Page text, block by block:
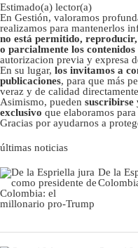
Estimado(a) lector(a)
En Gestión, valoramos
realizamos para mantenerlos
no está permitido,
o parcialmente los contenidos
autorizacion previa y expresa
En su lugar, los invitamos a
publicaciones, para que más
veraz y de calidad
Asimismo, pueden suscribirse
exclusivo que elaboramos para
Gracias por ayudarnos a
últimas noticias
De la